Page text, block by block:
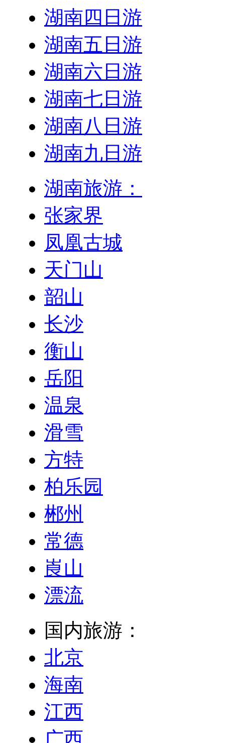
湖南四日游
湖南五日游
湖南六日游
湖南七日游
湖南八日游
湖南九日游
湖南旅游：
张家界
凤凰古城
天门山
韶山
长沙
衡山
岳阳
温泉
滑雪
方特
柏乐园
郴州
常德
崀山
漂流
国内旅游：
北京
海南
江西